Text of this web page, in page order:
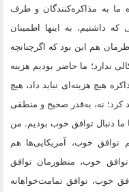
ما به مذاکره‌کنندگان و طرف
داشتیم، به اینها اطمینان
هم این بود که اگرچنانچه
ندارد؛ ما حاضر بودیم هزینه
هیچ هزینه‌اى نباید داد، هیچ
نه، به‌قدر صحیح و منطقى
ما دنبال توافق خوب بودیم. من
خوب، آمریکایى‌ها هم
توافق خوب، منظورمان توافق
خوب، توافق تمامت‌خواهانه